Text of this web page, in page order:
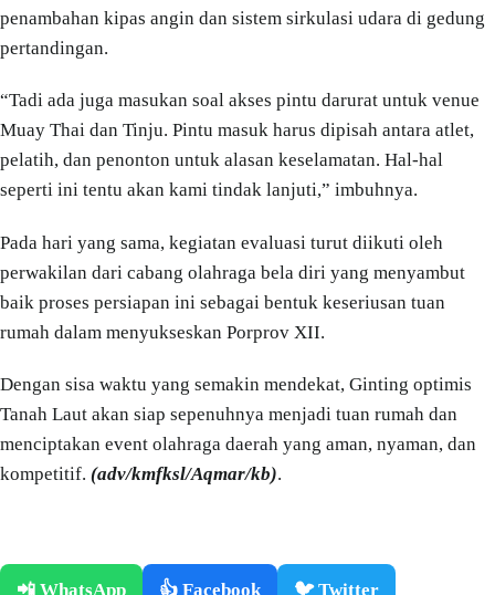
penambahan kipas angin dan sistem sirkulasi udara di gedung
pertandingan.
“Tadi ada juga masukan soal akses pintu darurat untuk venue
Muay Thai dan Tinju. Pintu masuk harus dipisah antara atlet,
pelatih, dan penonton untuk alasan keselamatan. Hal-hal
seperti ini tentu akan kami tindak lanjuti,” imbuhnya.
Pada hari yang sama, kegiatan evaluasi turut diikuti oleh
perwakilan dari cabang olahraga bela diri yang menyambut
baik proses persiapan ini sebagai bentuk keseriusan tuan
rumah dalam menyukseskan Porprov XII.
Dengan sisa waktu yang semakin mendekat, Ginting optimis
Tanah Laut akan siap sepenuhnya menjadi tuan rumah dan
menciptakan event olahraga daerah yang aman, nyaman, dan
kompetitif. (adv/kmfksl/Aqmar/kb).
📲 WhatsApp 👍 Facebook 🐦 Twitter